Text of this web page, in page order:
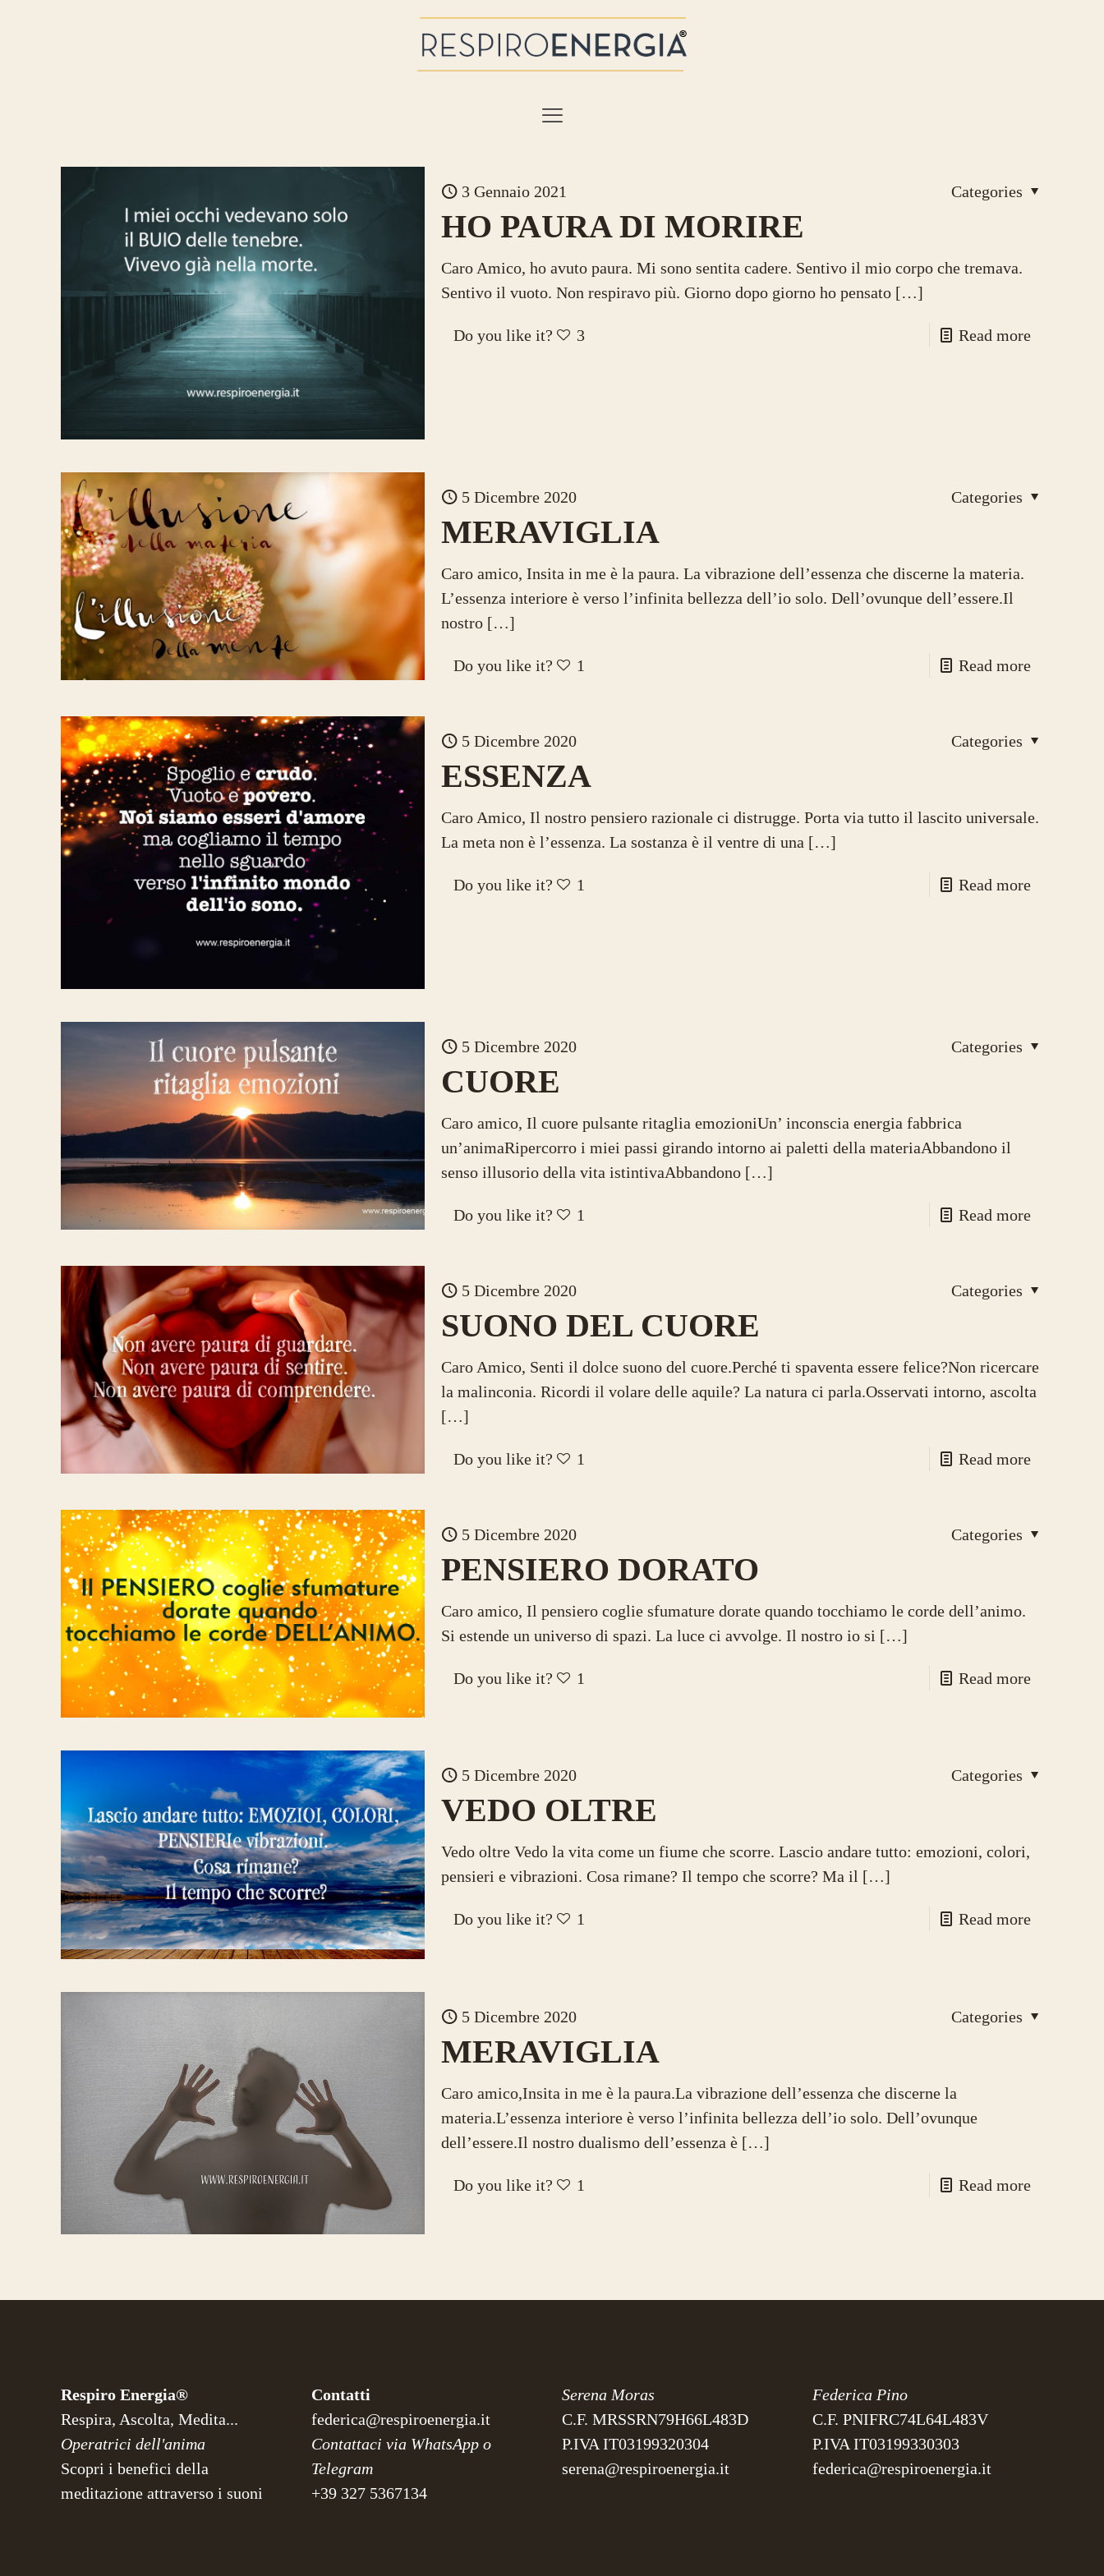
3 Gennaio 2021 Categories
HO PAURA DI MORIRE
Caro Amico, ho avuto paura. Mi sono sentita cadere. Sentivo il mio corpo che tremava.
Sentivo il vuoto. Non respiravo più. Giorno dopo giorno ho pensato[…]
Do you like it? 3 Read more
5 Dicembre 2020 Categories
MERAVIGLIA
Caro amico, Insita in me è la paura. La vibrazione dell’essenza che discerne la materia.
L’essenza interiore è verso l’infinita bellezza dell’io solo. Dell’ovunque dell’essere.Il
nostro[…]
Do you like it? 1 Read more
5 Dicembre 2020 Categories
ESSENZA
Caro Amico, Il nostro pensiero razionale ci distrugge. Porta via tutto il lascito universale.
La meta non è l’essenza. La sostanza è il ventre di una […]
Do you like it? 1 Read more
5 Dicembre 2020 Categories
CUORE
Caro amico, Il cuore pulsante ritaglia emozioniUn’ inconscia energia fabbrica
un’animaRipercorro i miei passi girando intorno ai paletti della materiaAbbandono il
senso illusorio della vita istintivaAbbandono[…]
Do you like it? 1 Read more
5 Dicembre 2020 Categories
SUONO DEL CUORE
Caro Amico, Senti il dolce suono del cuore.Perché ti spaventa essere felice?Non ricercare
la malinconia. Ricordi il volare delle aquile? La natura ci parla.Osservati intorno, ascolta
[…]
Do you like it? 1 Read more
5 Dicembre 2020 Categories
PENSIERO DORATO
Caro amico, Il pensiero coglie sfumature dorate quando tocchiamo le corde dell’animo.
Si estende un universo di spazi. La luce ci avvolge. Il nostro io si […]
Do you like it? 1 Read more
5 Dicembre 2020 Categories
VEDO OLTRE
Vedo oltre Vedo la vita come un fiume che scorre. Lascio andare tutto: emozioni, colori,
pensieri e vibrazioni. Cosa rimane? Il tempo che scorre? Ma il […]
Do you like it? 1 Read more
5 Dicembre 2020 Categories
MERAVIGLIA
Caro amico,Insita in me è la paura.La vibrazione dell’essenza che discerne la
materia.L’essenza interiore è verso l’infinita bellezza dell’io solo. Dell’ovunque
dell’essere.Il nostro dualismo dell’essenza è[…]
Do you like it? 1 Read more
Respiro Energia®
Respira, Ascolta, Medita...
Operatrici dell'anima
Scopri i benefici della
meditazione attraverso i suoni
Contatti
federica@respiroenergia.it
Contattaci via WhatsApp o
Telegram
+39 327 5367134
Serena Moras
C.F. MRSSRN79H66L483D
P.IVA IT03199320304
serena@respiroenergia.it
Federica Pino
C.F. PNIFRC74L64L483V
P.IVA IT03199330303
federica@respiroenergia.it